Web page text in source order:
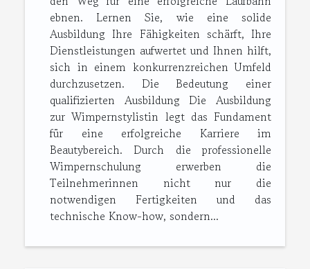
ebnen. Lernen Sie, wie eine solide
Ausbildung Ihre Fähigkeiten schärft, Ihre
Dienstleistungen aufwertet und Ihnen hilft,
sich in einem konkurrenzreichen Umfeld
durchzusetzen. Die Bedeutung einer
qualifizierten Ausbildung Die Ausbildung
zur Wimpernstylistin legt das Fundament
für eine erfolgreiche Karriere im
Beautybereich. Durch die professionelle
Wimpernschulung erwerben die
Teilnehmerinnen nicht nur die
notwendigen Fertigkeiten und das
technische Know-how, sondern...